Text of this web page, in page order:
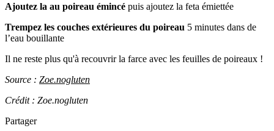
Ajoutez la au poireau émincé puis ajoutez la feta émiettée
Trempez les couches extérieures du poireau 5 minutes dans de
l’eau bouillante
Il ne reste plus qu'à recouvrir la farce avec les feuilles de poireaux !
Source : Zoe.nogluten
Crédit : Zoe.nogluten
Partager